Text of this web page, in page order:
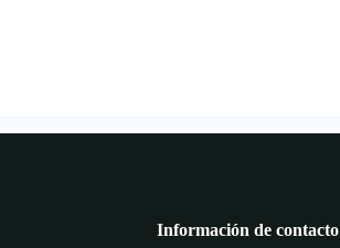
Información de contacto